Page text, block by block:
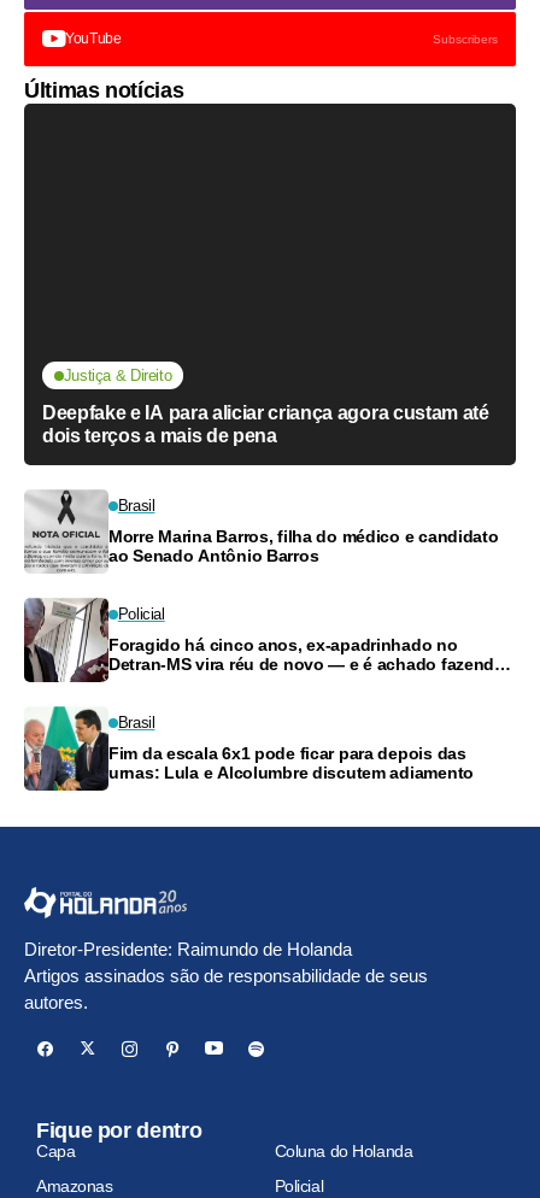
YouTube Subscribers
Últimas notícias
Justiça & Direito
Deepfake e IA para aliciar criança agora custam até
dois terços a mais de pena
Brasil
Morre Marina Barros, filha do médico e candidato
ao Senado Antônio Barros
Policial
Foragido há cinco anos, ex-apadrinhado no
Detran-MS vira réu de novo — e é achado fazendo
Brasil
Fim da escala 6x1 pode ficar para depois das
urnas: Lula e Alcolumbre discutem adiamento
Diretor-Presidente: Raimundo de Holanda
Artigos assinados são de responsabilidade de seus
autores.
Fique por dentro
Capa
Coluna do Holanda
Amazonas
Policial